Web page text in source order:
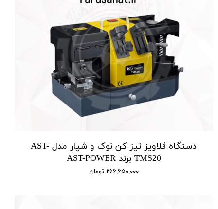
دستگاه قلاویز تیز کن نوک و شیار مدل AST-
TMS20 برند AST-POWER
۲۶۶,۶۵۰,۰۰۰ تومان